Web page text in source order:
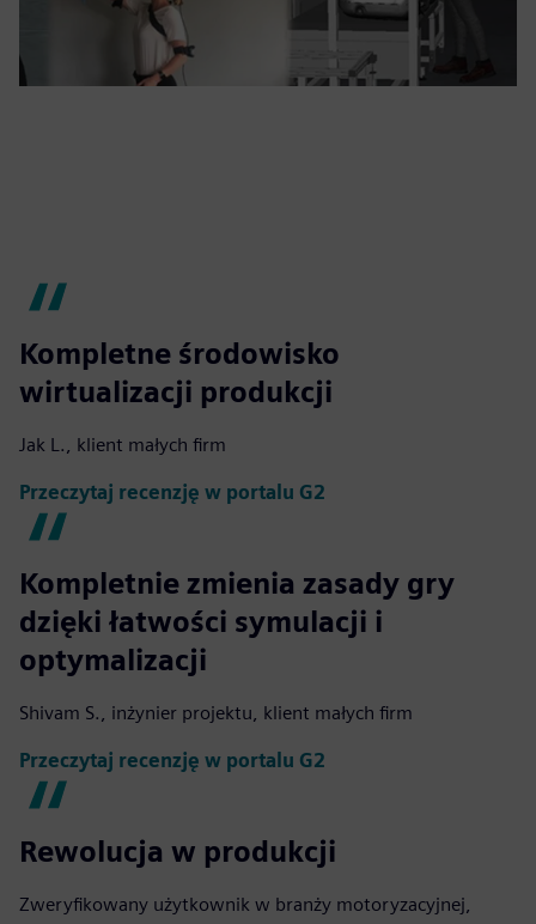
Kompletne środowisko
wirtualizacji produkcji
Jak L., klient małych firm
Przeczytaj recenzję w portalu G2
Kompletnie zmienia zasady gry
dzięki łatwości symulacji i
optymalizacji
Shivam S., inżynier projektu, klient małych firm
Przeczytaj recenzję w portalu G2
Rewolucja w produkcji
Zweryfikowany użytkownik w branży motoryzacyjnej,